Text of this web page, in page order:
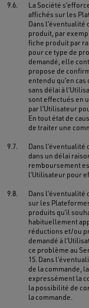
9.6.
La Société
affichés sur les
Dans l’éventualité
produit, par
fiche produit par
pour ce type de
demandé, elle
propose de
entendu qu’en
sans délai à
sont effectués en
par l’Utilisateur
En tout état de
de traiter une
9.7.
Dans l’éventualité
dans un délai
remboursement
l’Utilisateur pour
9.8.
Dans l’éventualité
sur les
produits qu’il
habituellement
réductions et/ou
demandé à
ce problème au
15. Dans
de la commande,
expressément la
la possibilité de
la commande.